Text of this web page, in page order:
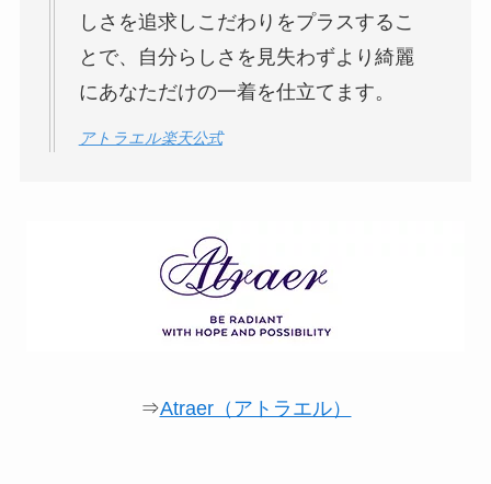
しさを追求しこだわりをプラスするこ
とで、自分らしさを見失わずより綺麗
にあなただけの一着を仕立てます。
アトラエル楽天公式
⇒Atraer（アトラエル）